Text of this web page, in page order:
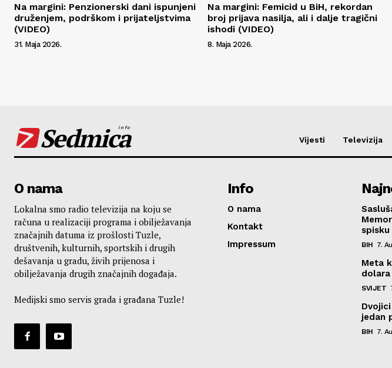
Na margini: Penzionerski dani ispunjeni
druženjem, podrškom i prijateljstvima
(VIDEO)
31. Maja 2026.
Na margini: Femicid u BiH, rekordan
broj prijava nasilja, ali i dalje tragični
ishodi (VIDEO)
8. Maja 2026.
Sedmica
info
Vijesti Televizija
O nama
Lokalna smo radio televizija na koju se
računa u realizaciji programa i obilježavanja
značajnih datuma iz prošlosti Tuzle,
društvenih, kulturnih, sportskih i drugih
dešavanja u gradu, živih prijenosa i
obilježavanja drugih značajnih događaja.
Medijski smo servis grada i građana Tuzle!
Info
O nama
Kontakt
Impressum
BIH 7.
Meta
SVIJET
jedan
BIH 7.